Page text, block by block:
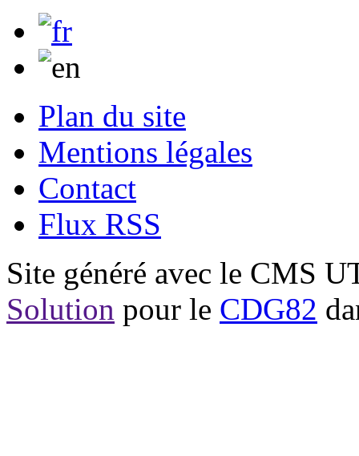
Plan du site
Mentions légales
Contact
Flux RSS
Site généré avec le CMS
Solution pour le CDG82